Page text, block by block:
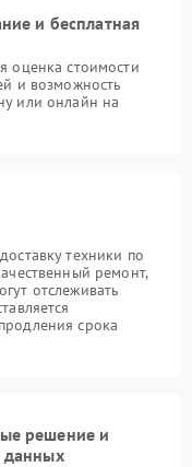
и бесплатная
оценка стоимости
и возможность
или онлайн на
техники по
ремонт,
отслеживать
срока
решение и
данных